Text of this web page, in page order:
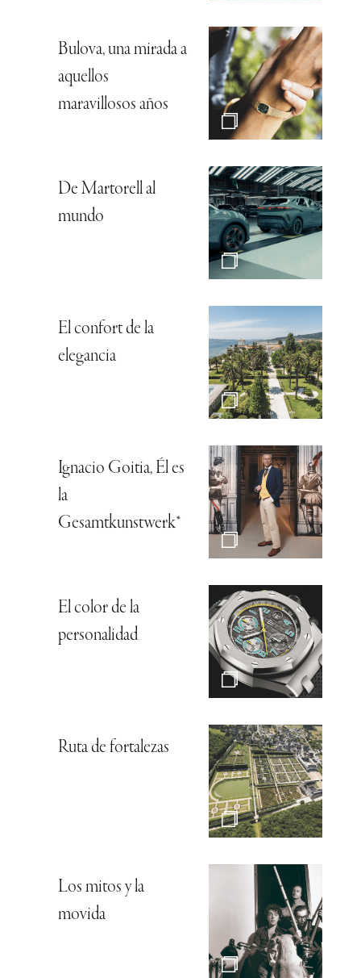
Bulova, una mirada a
aquellos
maravillosos años
De Martorell al
mundo
El confort de la
elegancia
Ignacio Goitia, Él es
la
Gesamtkunstwerk*
El color de la
personalidad
Ruta de fortalezas
Los mitos y la
movida